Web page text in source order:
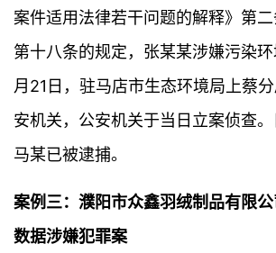
案件适用法律若干问题的解释》第二
第十八条的规定，张某某涉嫌污染
月21日，驻马店市生态环境局上蔡
安机关，公安机关于当日立案侦查。
马某已被逮捕。
案例三：濮阳市众鑫羽绒制品有限
数据涉嫌犯罪案